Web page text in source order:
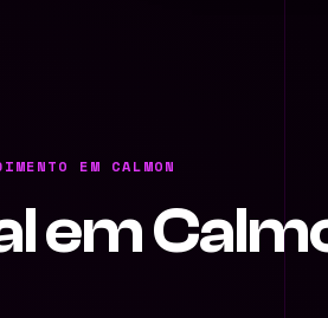
EM CALMON
em